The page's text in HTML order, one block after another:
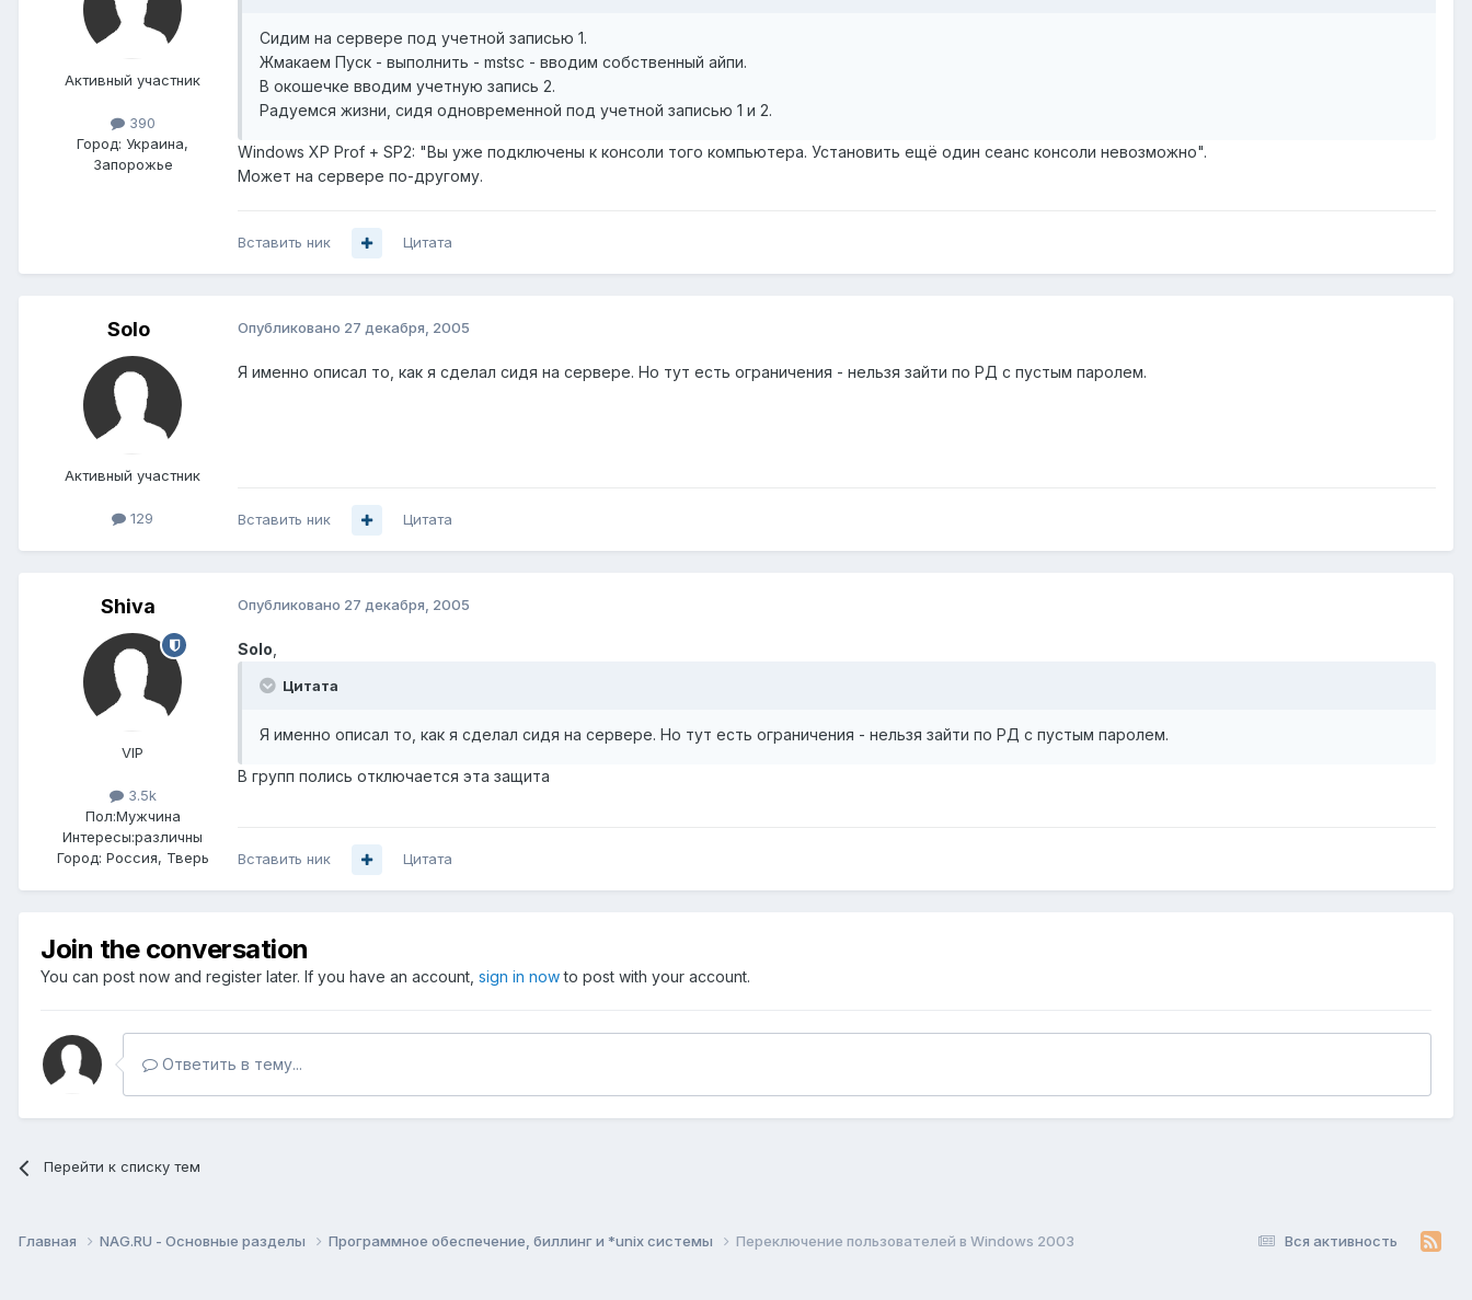
Активный участник
390
Город: Украина,
Запорожье
Сидим на сервере под учетной записью 1.
Жмакаем Пуск - выполнить - mstsc - вводим собственный айпи.
В окошечке вводим учетную запись 2.
Радуемся жизни, сидя одновременной под учетной записью 1 и 2.
Windows XP Prof + SP2: "Вы уже подключены к консоли того компьютера. Установить ещё один сеанс консоли невозможно".
Может на сервере по-другому.
Вставить ник Цитата
Solo
Активный участник
129
Опубликовано 27 декабря, 2005
Я именно описал то, как я сделал сидя на сервере. Но тут есть ограничения - нельзя зайти по РД с пустым паролем.
Вставить ник Цитата
Shiva
VIP
3.5k
Пол:Мужчина
Интересы:различны
Город: Россия, Тверь
Опубликовано 27 декабря, 2005
Solo
Цитата
Я именно описал то, как я сделал сидя на сервере. Но тут есть ограничения - нельзя зайти по РД с пустым паролем.
В групп полись отключается эта защита
Вставить ник Цитата
Join the conversation
You can post now and register later. If you have an account, sign in nowto post with your account.
Ответить в тему...
Перейти к списку тем
Вся активность
Главная NAG.RU - Основные разделы Программное обеспечение, биллинг и *unix системы Переключение пользователей в Windows 2003